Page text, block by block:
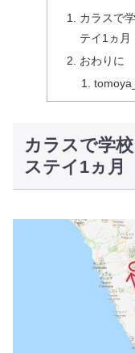
カラスで
テイ1ヵ月
おわりに
カラスで学
ステイ1ヵ月